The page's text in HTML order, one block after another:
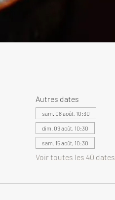
Autres dates
sam. 08 août, 10:30
dim. 09 août, 10:30
sam. 15 août, 10:30
Voir toutes les 40 dates